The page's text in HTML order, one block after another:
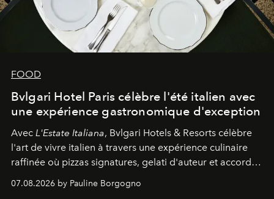
FOOD
Bvlgari Hotel Paris célèbre l'été italien avec
une expérience gastronomique d'exception
Avec L'Estate Italiana, Bvlgari Hotels & Resorts célèbre
l'art de vivre italien à travers une expérience culinaire
raffinée où pizzas signatures, gelati d'auteur et accords
d'exception composent un véritable voyage sensoriel.
07.08.2026 by Pauline Borgogno